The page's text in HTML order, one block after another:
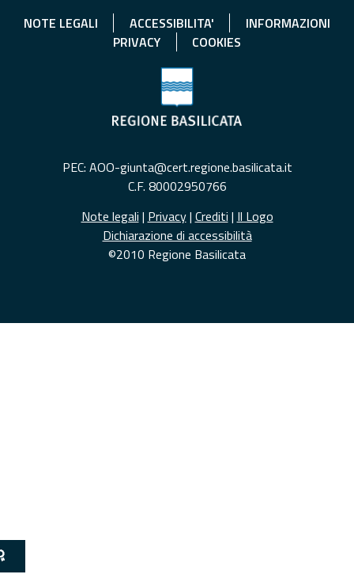
NOTE LEGALI ACCESSIBILITA'
INFORMAZIONI
PRIVACY
COOKIES
PEC: AOO-giunta@cert.regione.basilicata.it
C.F. 80002950766
Note legali | Privacy| Crediti | Il Logo
Dichiarazione di accessibilità
©2010 Regione Basilicata